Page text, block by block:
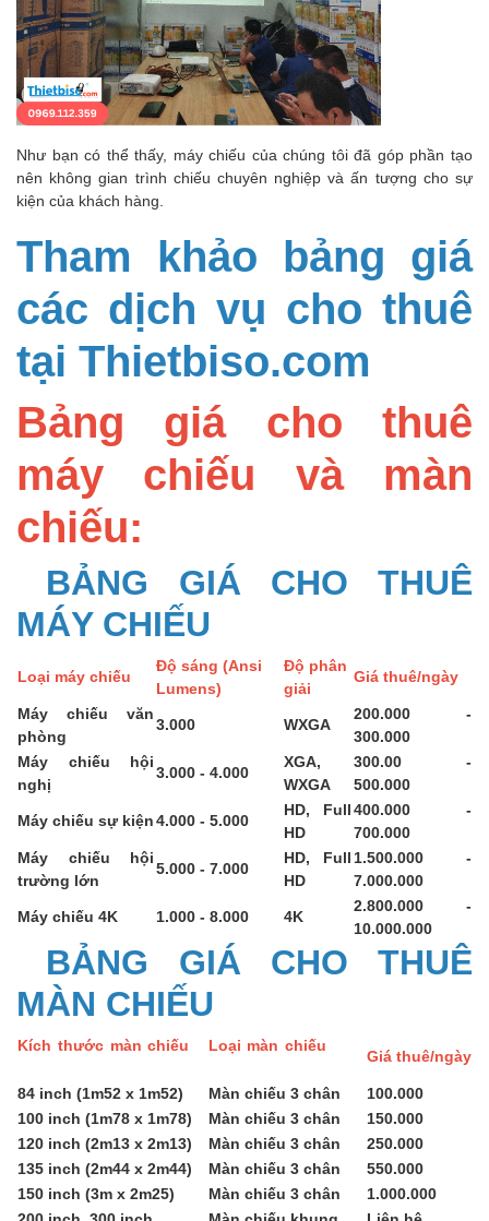
Như bạn có thể thấy, máy chiếu của chúng tôi đã góp phần tạo
nên không gian trình chiếu chuyên nghiệp và ấn tượng cho sự
kiện của khách hàng.
Tham khảo bảng giá
các dịch vụ cho thuê
tại Thietbiso.com
Bảng giá cho thuê
máy chiếu và màn
chiếu:
BẢNG GIÁ CHO THUÊ
MÁY CHIẾU
Loại máy chiếu
Độ sáng (Ansi
Lumens)
Độ phân
giải
Giá thuê/ngày
Máy chiếu văn
phòng
3.000 WXGA
200.000 -
300.000
Máy chiếu hội
nghị
3.000 - 4.000
XGA,
WXGA
300.00 -
500.000
Máy chiếu sự kiện4.000 - 5.000
HD, Full
HD
400.000 -
700.000
Máy chiếu hội
trường lớn
5.000 - 7.000
HD, Full
HD
1.500.000 -
7.000.000
Máy chiếu 4K
1.000 - 8.000 4K
2.800.000 -
10.000.000
BẢNG GIÁ CHO THUÊ
MÀN CHIẾU
Kích thước màn chiếu Loại màn chiếu
Giá thuê/ngày
84 inch (1m52 x 1m52)
Màn chiếu 3 chân
100.000
100 inch (1m78 x 1m78)
Màn chiếu 3 chân
150.000
120 inch (2m13 x 2m13)
Màn chiếu 3 chân
250.000
135 inch (2m44 x 2m44)
Màn chiếu 3 chân
550.000
150 inch (3m x 2m25)
Màn chiếu 3 chân
1.000.000